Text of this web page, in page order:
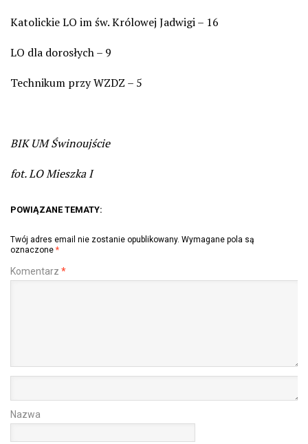
Katolickie LO im św. Królowej Jadwigi – 16
LO dla dorosłych – 9
Technikum przy WZDZ – 5
BIK UM Świnoujście
fot. LO Mieszka I
POWIĄZANE TEMATY:
Twój adres email nie zostanie opublikowany. Wymagane pola są
oznaczone *
Komentarz *
Nazwa